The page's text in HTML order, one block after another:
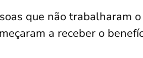
que não trabalharam
a receber o